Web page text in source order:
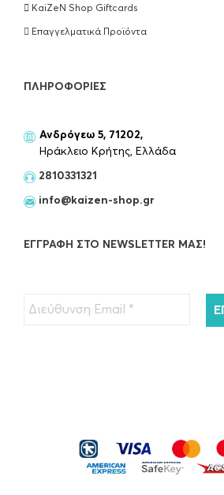
KaiZeN Shop Giftcards
Επαγγελματικά Προϊόντα
ΠΛΗΡΟΦΟΡΊΕΣ
Ανδρόγεω 5, 71202,
Ηράκλειο Κρήτης, Ελλάδα
2810331321
info@kaizen-shop.gr
ΕΓΓΡΑΦΉ ΣΤΟ NEWSLETTER ΜΑΣ!